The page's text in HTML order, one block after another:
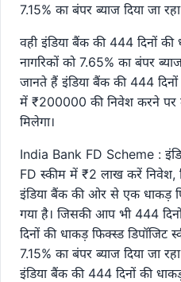
7.15% का बंपर ब्याज दिया जा
वही इंडिया बैंक की 444 दिनों की
नागरिकों को 7.65% का बंपर
जानते हैं इंडिया बैंक की 444
में ₹200000 की निवेश करने पर
मिलेगा।
India Bank FD Scheme :
FD स्कीम में ₹2 लाख करें निवेश,
इंडिया बैंक की ओर से एक धाकड़
गया है। जिसकी आप भी 444
दिनों की धाकड़ फिक्स्ड डिपॉजिट
7.15% का बंपर ब्याज दिया जा
इंडिया बैंक की 444 दिनों की